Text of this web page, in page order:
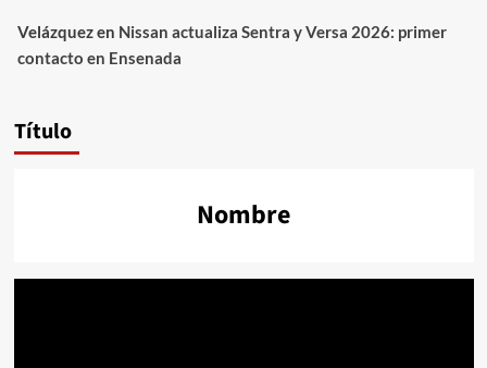
Velázquezen Nissan actualiza Sentra y Versa 2026: primer
contacto en Ensenada
Título
Nombre